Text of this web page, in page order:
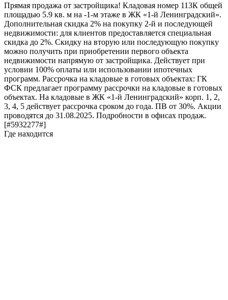
Прямая продажа от застройщика! Кладовая номер 113К общей
площадью 5.9 кв. м на -1-м этаже в ЖК «1-й Ленинградский».
Дополнительная скидка 2% на покупку 2-й и последующей
недвижимости: для клиентов предоставляется специальная
скидка до 2%. Скидку на вторую или последующую покупку
можно получить при приобретении первого объекта
недвижимости напрямую от застройщика. Действует при
условии 100% оплаты или использовании ипотечных
программ. Рассрочка на кладовые в готовых объектах: ГК
ФСК предлагает программу рассрочки на кладовые в готовых
объектах. На кладовые в ЖК «1-й Ленинградский» корп. 1, 2,
3, 4, 5 действует рассрочка сроком до года. ПВ от 30%. Акции
проводятся до 31.08.2025. Подробности в офисах продаж.
[#5932277#]
Где находится